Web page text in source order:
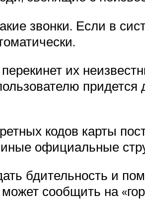
звонки. Если в
их
кодов карты
официальные
бдительность и
может сообщить на